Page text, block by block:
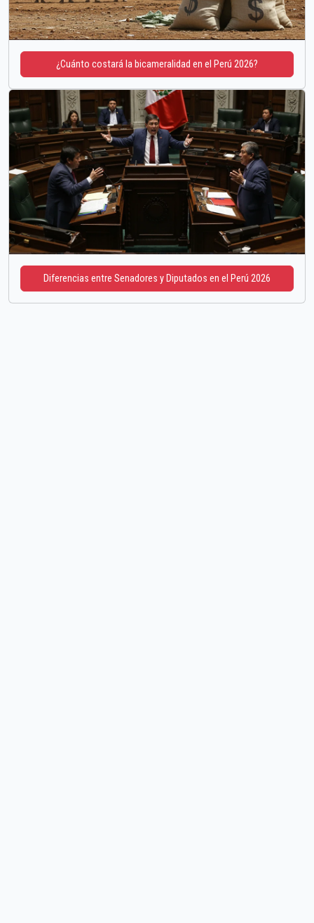
¿Cuánto costará la bicameralidad en el Perú 2026?
Diferencias entre Senadores y Diputados en el Perú 2026